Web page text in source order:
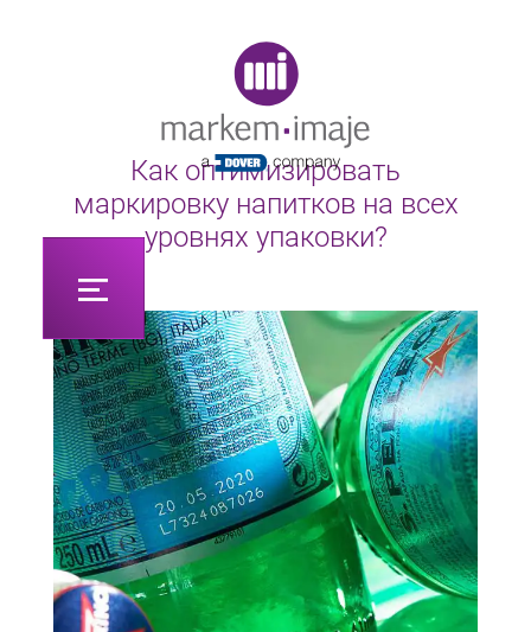
Как оптимизировать
маркировку напитков на всех
уровнях упаковки?